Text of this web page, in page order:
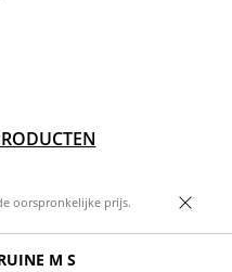
oorspronkelijke prijs.
M S